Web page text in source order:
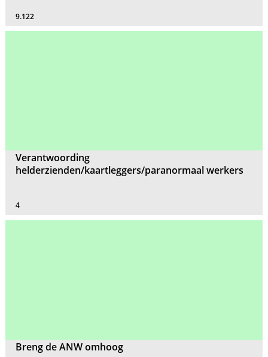
9.122
Verantwoording
helderzienden/kaartleggers/paranormaal werkers
4
Breng de ANW omhoog